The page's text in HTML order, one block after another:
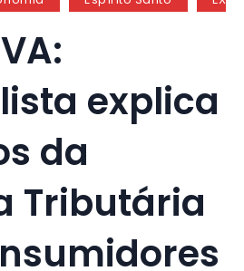
explica
da
Tributária